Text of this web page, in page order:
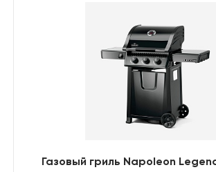
Газовый гриль Napoleon